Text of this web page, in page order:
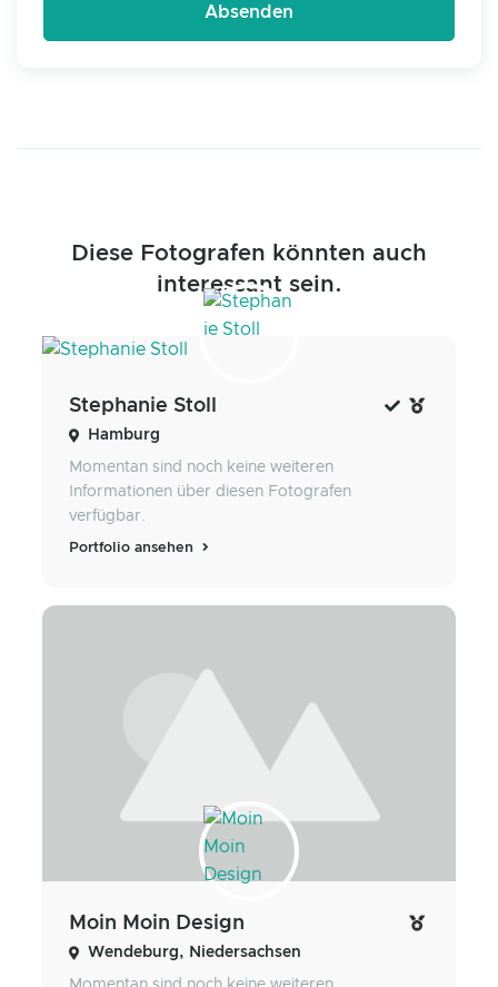
Diese Fotografen könnten auch
interessant sein.
Stephanie Stoll
Hamburg
Momentan sind noch keine weiteren
Informationen über diesen Fotografen
verfügbar.
Portfolio ansehen
Moin Moin Design
Wendeburg, Niedersachsen